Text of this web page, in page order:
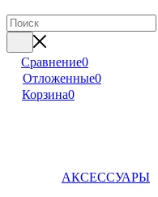
Сравнение0
Отложенные0
Корзина0
АКСЕССУАРЫ